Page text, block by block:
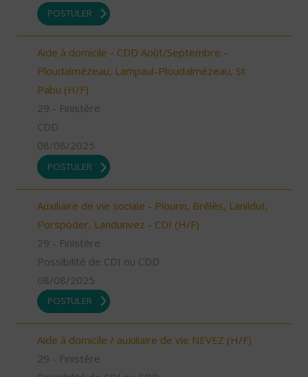
POSTULER
Aide à domicile - CDD Août/Septembre -
Ploudalmézeau, Lampaul-Ploudalmézeau, St
Pabu (H/F)
29 - Finistère
CDD
08/08/2025
POSTULER
Auxiliaire de vie sociale - Plourin, Brélès, Lanildut,
Porspoder, Landunvez - CDI (H/F)
29 - Finistère
Possibilité de CDI ou CDD
08/08/2025
POSTULER
Aide à domicile / auxiliaire de vie NEVEZ (H/F)
29 - Finistère